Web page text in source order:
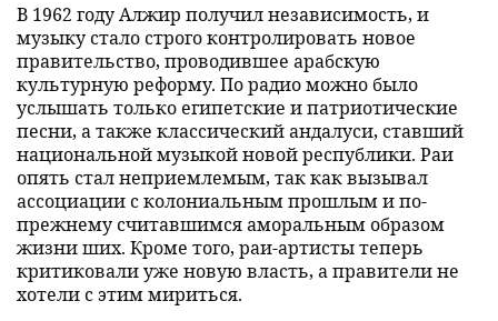
В 1962 году Алжир получил независимость, и
музыку стало строго контролировать новое
правительство, проводившее арабскую
культурную реформу. По радио можно было
услышать только египетские и патриотические
песни, а также классический андалуси, ставший
национальной музыкой новой республики. Раи
опять стал неприемлемым, так как вызывал
ассоциации с колониальным прошлым и по-
прежнему считавшимся аморальным образом
жизни ших. Кроме того, раи-артисты теперь
критиковали уже новую власть, а правители не
хотели с этим мириться.